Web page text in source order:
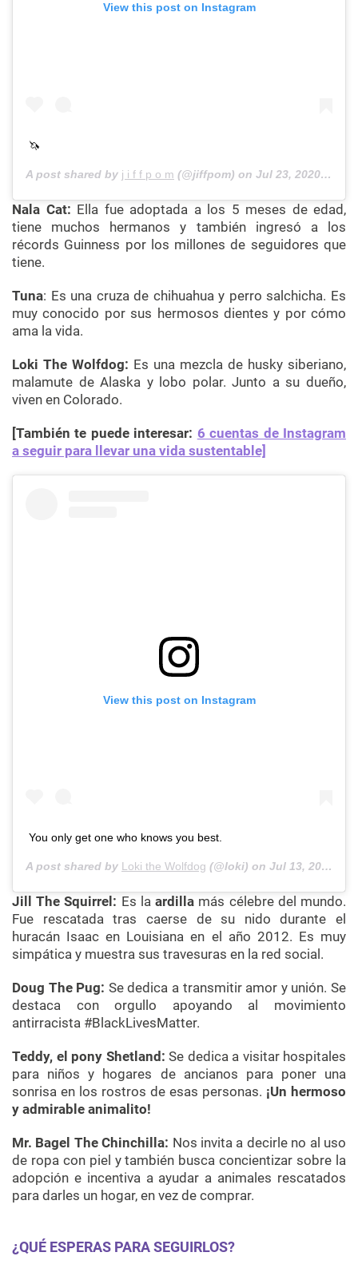
View this post on Instagram
🦄
A post shared by j i f f p o m (@jiffpom) on Jul 23, 2020 at 2:02am PDT
Nala Cat: Ella fue adoptada a los 5 meses de edad,
tiene muchos hermanos y también ingresó a los
récords Guinness por los millones de seguidores que
tiene.
Tuna: Es una cruza de chihuahua y perro salchicha. Es
muy conocido por sus hermosos dientes y por cómo
ama la vida.
Loki The Wolfdog: Es una mezcla de husky siberiano,
malamute de Alaska y lobo polar. Junto a su dueño,
viven en Colorado.
[También te puede interesar: 6 cuentas de Instagram
a seguir para llevar una vida sustentable]
View this post on Instagram
You only get one who knows you best.
A post shared by Loki the Wolfdog (@loki) on Jul 13, 2020 at 12:42pm PDT
Jill The Squirrel: Es laardilla más célebre del mundo.
Fue rescatada tras caerse de su nido durante el
huracán Isaac en Louisiana en el año 2012. Es muy
simpática y muestra sus travesuras en la red social.
Doug The Pug: Se dedica a transmitir amor y unión. Se
destaca con orgullo apoyando al movimiento
antirracista #BlackLivesMatter.
Teddy, el pony Shetland: Se dedica a visitar hospitales
para niños y hogares de ancianos para poner una
sonrisa en los rostros de esas personas. ¡Un hermoso
y admirable animalito!
Mr. Bagel The Chinchilla: Nos invita a decirle no al uso
de ropa con piel y también busca concientizar sobre la
adopción e incentiva a ayudar a animales rescatados
para darles un hogar, en vez de comprar.
¿QUÉ ESPERAS PARA SEGUIRLOS?